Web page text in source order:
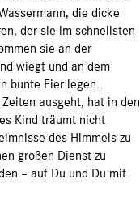
die dicke
der sie im schnellsten
sie an der
wiegt und an dem
bunte Eier legen…
ausgeht, hat in den
Kind träumt nicht
des Himmels zu
großen Dienst zu
– auf Du und Du mit